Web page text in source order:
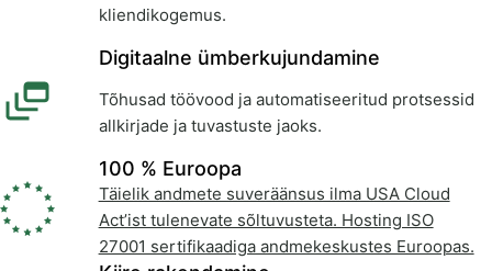
kliendikogemus.
Digitaalne ümberkujundamine
Tõhusad töövood ja automatiseeritud protsessid
allkirjade ja tuvastuste jaoks.
100 % Euroopa
Täielik andmete suveräänsus ilma USA Cloud
Act’ist tulenevate sõltuvusteta. Hosting ISO
27001 sertifikaadiga andmekeskustes Euroopas.